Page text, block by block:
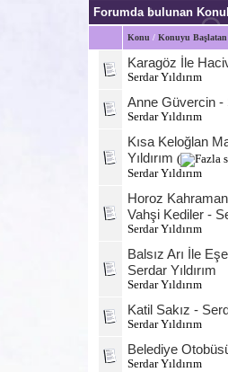
Forumda bulunan
Konu / Konuyu Başlatan
Karagöz İle
Serdar Yıldırım
Anne Güvercin -
Serdar Yıldırım
Kısa Keloğlan
Yıldırım (
Serdar Yıldırım
Horoz
Vahşi Kediler -
Serdar Yıldırım
Balsız Arı İle
Serdar Yıldırım
Serdar Yıldırım
Katil Sakız -
Serdar Yıldırım
Belediye
Serdar Yıldırım